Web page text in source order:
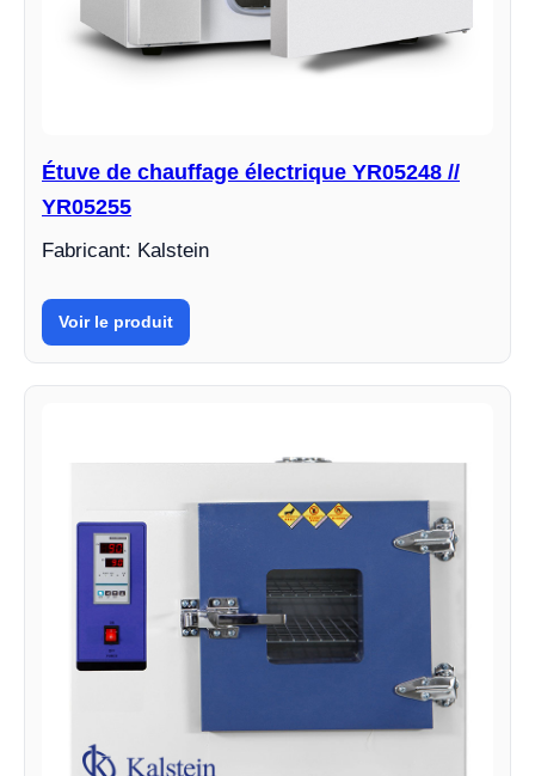
Étuve de chauffage électrique YR05248 //
YR05255
Fabricant: Kalstein
Voir le produit